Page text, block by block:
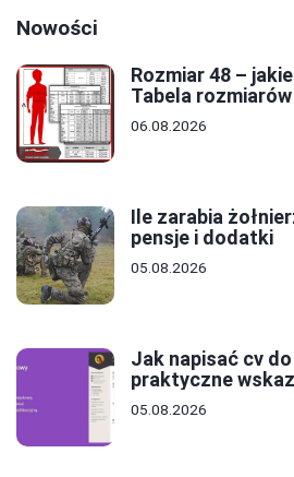
Nowości
Rozmiar 48 –
Tabela
06.08.2026
Ile zarabia
pensje i dodatki
05.08.2026
Jak napisać cv
praktyczne
05.08.2026